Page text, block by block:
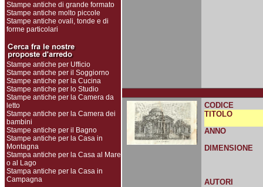
Stampe antiche di grande formato
Stampe antiche molto piccole
Stampe antiche ovali, tonde e di
forme particolari
Stampe antiche per Ufficio
Stampe antiche per il Soggiorno
Stampe antiche per la Cucina
Stampe antiche per lo Studio
Stampe antiche per la Camera da
letto
Stampe antiche per la Camera dei
bambini
Stampe antiche per il Bagno
Stampe antiche per la Casa in
Montagna
Stampa antiche per la Casa al Mare
o al Lago
Stampa antiche per la Casa in
Campagna
CODICE
TITOLO
ANNO
DIMENSIONE
AUTORI